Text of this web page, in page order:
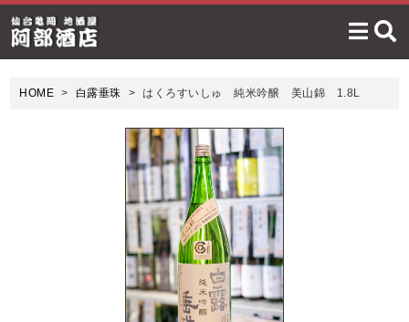
HOME 白露垂珠 はくろすいしゅ 純米吟醸 美山錦 1.8L